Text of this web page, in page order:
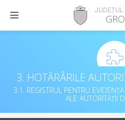
JUDEȚUL
3. HOTĂRÂRILE
3.1. REGISTRUL PENTRU
ALE AUTORITĂȚII